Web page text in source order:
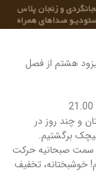
اپیزود هشتم از فصل
و چند روز در
برگشتیم.
سمت صبحانیه حرکت
خوشبختانه، تخفیف